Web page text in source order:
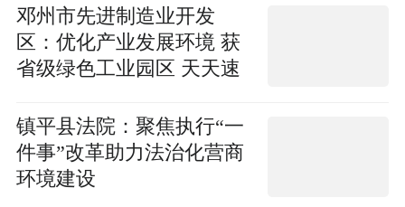
邓州市先进制造业开发
区：优化产业发展环境 获
省级绿色工业园区 天天速
镇平县法院：聚焦执行“一
件事”改革助力法治化营商
环境建设